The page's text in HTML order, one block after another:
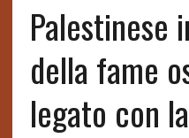
Palestinese
della fame
legato con